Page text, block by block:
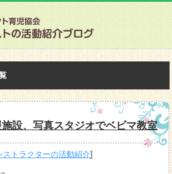
設、写真スタジオでベビマ教室
ストラクターの活動紹介]